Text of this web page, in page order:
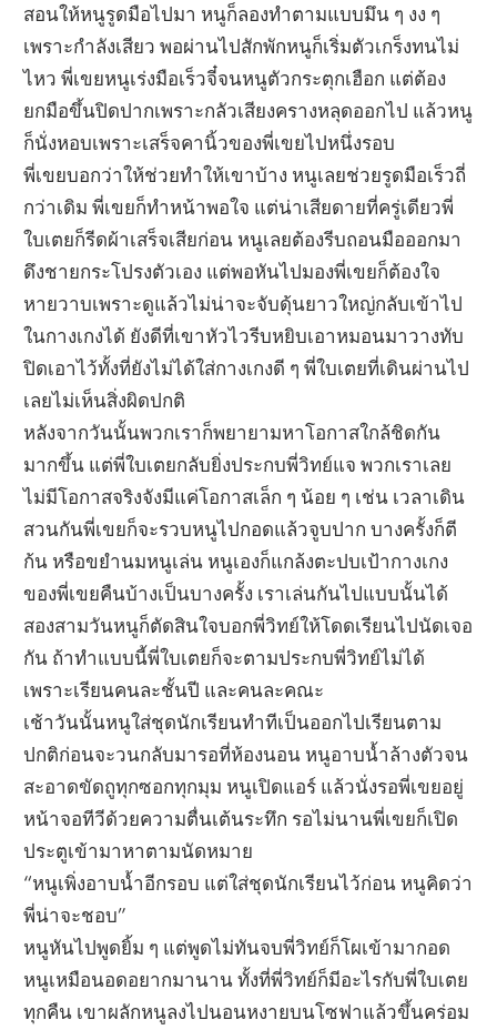
สอนให้หนูรูดมือไปมา หนูก็ลองทำตามแบบมึน ๆ งง ๆ
เพราะกำลังเสียว พอผ่านไปสักพักหนูก็เริ่มตัวเกร็งทนไม่
ไหว พี่เขยหนูเร่งมือเร็วจี๋จนหนูตัวกระตุกเฮือก แต่ต้อง
ยกมือขึ้นปิดปากเพราะกลัวเสียงครางหลุดออกไป แล้วหนู
ก็นั่งหอบเพราะเสร็จคานิ้วของพี่เขยไปหนึ่งรอบ
พี่เขยบอกว่าให้ช่วยทำให้เขาบ้าง หนูเลยช่วยรูดมือเร็วถี่
กว่าเดิม พี่เขยก็ทำหน้าพอใจ แต่น่าเสียดายที่ครู่เดียวพี่
ใบเตยก็รีดผ้าเสร็จเสียก่อน หนูเลยต้องรีบถอนมือออกมา
ดึงชายกระโปรงตัวเอง แต่พอหันไปมองพี่เขยก็ต้องใจ
หายวาบเพราะดูแล้วไม่น่าจะจับดุ้นยาวใหญ่กลับเข้าไป
ในกางเกงได้ ยังดีที่เขาหัวไวรีบหยิบเอาหมอนมาวางทับ
ปิดเอาไว้ทั้งที่ยังไม่ได้ใส่กางเกงดี ๆ พี่ใบเตยที่เดินผ่านไป
เลยไม่เห็นสิ่งผิดปกติ
หลังจากวันนั้นพวกเราก็พยายามหาโอกาสใกล้ชิดกัน
มากขึ้น แต่พี่ใบเตยกลับยิ่งประกบพี่วิทย์แจ พวกเราเลย
ไม่มีโอกาสจริงจังมีแค่โอกาสเล็ก ๆ น้อย ๆ เช่น เวลาเดิน
สวนกันพี่เขยก็จะรวบหนูไปกอดแล้วจูบปาก บางครั้งก็ตี
ก้น หรือขยำนมหนูเล่น หนูเองก็แกล้งตะปบเป้ากางเกง
ของพี่เขยคืนบ้างเป็นบางครั้ง เราเล่นกันไปแบบนั้นได้
สองสามวันหนูก็ตัดสินใจบอกพี่วิทย์ให้โดดเรียนไปนัดเจอ
กัน ถ้าทำแบบนี้พี่ใบเตยก็จะตามประกบพี่วิทย์ไม่ได้
เพราะเรียนคนละชั้นปี และคนละคณะ
เช้าวันนั้นหนูใส่ชุดนักเรียนทำทีเป็นออกไปเรียนตาม
ปกติก่อนจะวนกลับมารอที่ห้องนอน หนูอาบน้ำล้างตัวจน
สะอาดขัดถูทุกซอกทุกมุม หนูเปิดแอร์ แล้วนั่งรอพี่เขยอยู่
หน้าจอทีวีด้วยความตื่นเต้นระทึก รอไม่นานพี่เขยก็เปิด
ประตูเข้ามาหาตามนัดหมาย
“หนูเพิ่งอาบน้ำอีกรอบ แต่ใส่ชุดนักเรียนไว้ก่อน หนูคิดว่า
พี่น่าจะชอบ”
หนูหันไปพูดยิ้ม ๆ แต่พูดไม่ทันจบพี่วิทย์ก็โผเข้ามากอด
หนูเหมือนอดอยากมานาน ทั้งที่พี่วิทย์ก็มีอะไรกับพี่ใบเตย
ทุกคืน เขาผลักหนูลงไปนอนหงายบนโซฟาแล้วขึ้นคร่อม